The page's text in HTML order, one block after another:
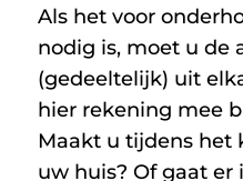
Als het voor
nodig is, moet u de
(gedeeltelijk) uit
hier rekening mee
Maakt u tijdens het
uw huis? Of gaat